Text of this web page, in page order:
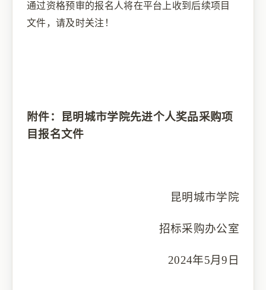
通过资格预审的报名人将在平台上收到后续项目
文件，请及时关注！
附件：昆明城市学院先进个人奖品采购项
目报名文件
昆明城市学院
招标采购办公室
2024年5月9日